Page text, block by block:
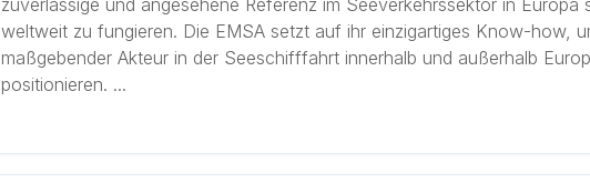
weltweit zu fungieren. Die EMSA setzt auf ihr einzigartiges Know-how,
maßgebender Akteur in der Seeschifffahrt innerhalb und außerhalb
positionieren. ...